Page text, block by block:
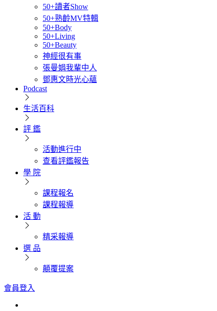
50+讀者Show
50+熟齡MV特輯
50+Body
50+Living
50+Beauty
神經很有事
張曼娟我輩中人
鄧惠文時光心蘊
Podcast
生活百科
評 鑑
活動進行中
查看評鑑報告
學 院
課程報名
課程報導
活 動
精采報導
選 品
顛覆提案
會員登入